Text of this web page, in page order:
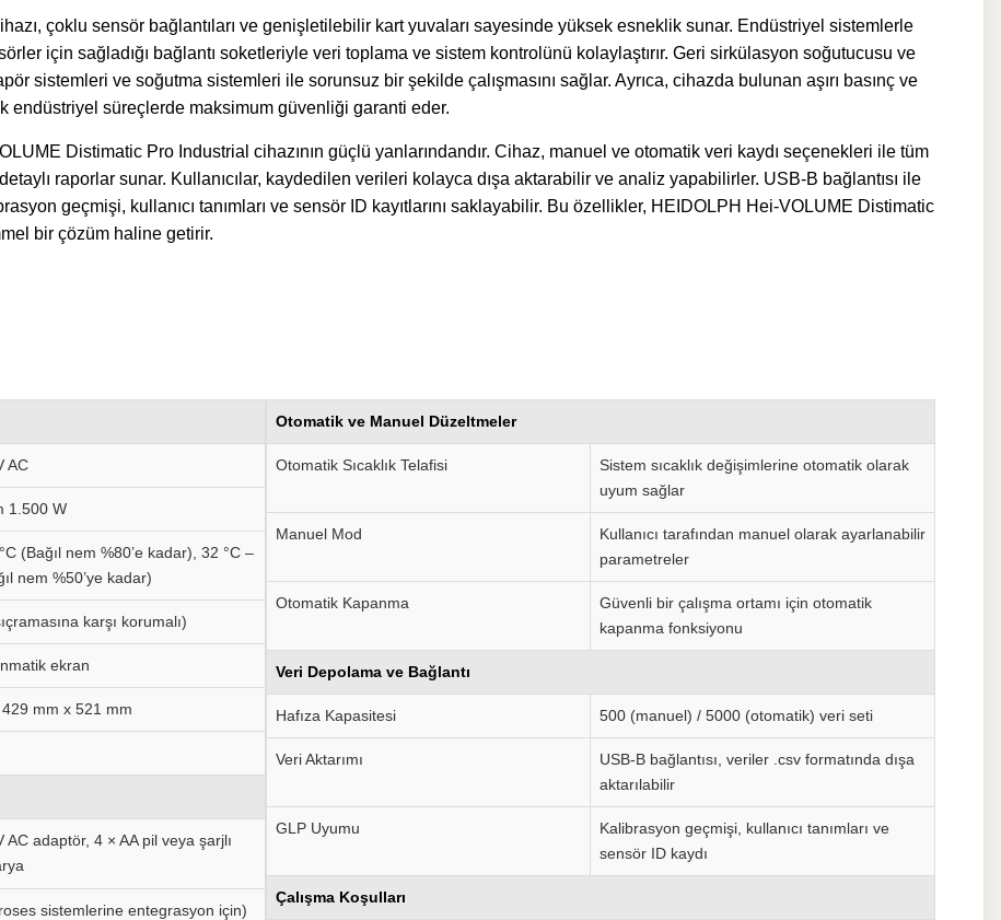
çoklu sensör bağlantıları ve genişletilebilir kart yuvaları sayesinde yüksek esneklik sunar. Endüstriyel sistemlerle
için sağladığı bağlantı soketleriyle veri toplama ve sistem kontrolünü kolaylaştırır. Geri sirkülasyon soğutucusu ve
sistemleri ve soğutma sistemleri ile sorunsuz bir şekilde çalışmasını sağlar. Ayrıca, cihazda bulunan aşırı basınç ve
endüstriyel süreçlerde maksimum güvenliği garanti eder.
Distimatic Pro Industrial cihazının güçlü yanlarındandır. Cihaz, manuel ve otomatik veri kaydı seçenekleri ile tüm
raporlar sunar. Kullanıcılar, kaydedilen verileri kolayca dışa aktarabilir ve analiz yapabilirler. USB-B bağlantısı ile
geçmişi, kullanıcı tanımları ve sensör ID kayıtlarını saklayabilir. Bu özellikler, HEIDOLPH Hei-VOLUME Distimatic
bir çözüm haline getirir.
AC
1.500 W
(Bağıl nem %80’e kadar), 32 °C –
nem %50’ye kadar)
karşı korumalı)
ekran
mm x 521 mm
AC adaptör, 4 × AA pil veya şarjlı
sistemlerine entegrasyon için)
Otomatik ve Manuel Düzeltmeler
Otomatik Sıcaklık Telafisi
Sistem sıcaklık değişimlerine otomatik olarak
uyum sağlar
Manuel Mod
Kullanıcı tarafından manuel olarak ayarlanabilir
parametreler
Otomatik Kapanma
Güvenli bir çalışma ortamı için otomatik
kapanma fonksiyonu
Veri Depolama ve Bağlantı
Hafıza Kapasitesi 500 (manuel) / 5000 (otomatik) veri seti
Veri Aktarımı
USB-B bağlantısı, veriler .csv formatında dışa
aktarılabilir
GLP Uyumu
Kalibrasyon geçmişi, kullanıcı tanımları ve
sensör ID kaydı
Çalışma Koşulları